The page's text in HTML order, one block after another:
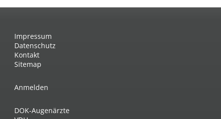
Impressum
Datenschutz
Kontakt
Sitemap
Anmelden
DOK-Augenärzte